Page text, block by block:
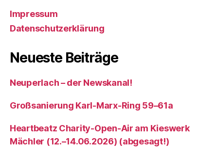
Impressum
Datenschutzerklärung
Neueste Beiträge
Neuperlach – der Newskanal!
Großsanierung Karl-Marx-Ring 59–61a
Heartbeatz Charity-Open-Air am Kieswerk
Mächler (12.–14.06.2026) (abgesagt!)